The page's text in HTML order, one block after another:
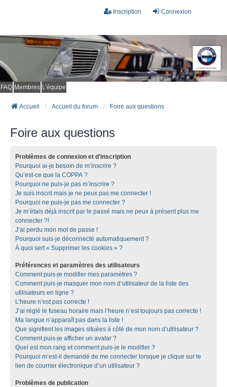
Connexion
Inscription
FAQ Membres L’équipe
Accueil Accueil du forum Foire aux questions
Foire aux questions
Problèmes de connexion et d’inscription
Pourquoi ai-je besoin de m’inscrire ?
Qu’est-ce que la COPPA ?
Pourquoi ne puis-je pas m’inscrire ?
Je suis inscrit mais je ne peux pas me connecter !
Pourquoi ne puis-je pas me connecter ?
Je m’étais déjà inscrit par le passé mais ne peux à présent plus me
connecter ?!
J’ai perdu mon mot de passe !
Pourquoi suis-je déconnecté automatiquement ?
À quoi sert « Supprimer les cookies » ?
Préférences et paramètres des utilisateurs
Comment puis-je modifier mes paramètres ?
Comment puis-je masquer mon nom d’utilisateur de la liste des
utilisateurs en ligne ?
L’heure n’est pas correcte !
J’ai réglé le fuseau horaire mais l’heure n’est toujours pas correcte !
Ma langue n’apparaît pas dans la liste !
Que signifient les images situées à côté de mon nom d’utilisateur ?
Comment puis-je afficher un avatar ?
Quel est mon rang et comment puis-je le modifier ?
Pourquoi m’est-il demandé de me connecter lorsque je clique sur le
lien de courrier électronique d’un utilisateur ?
Problèmes de publication